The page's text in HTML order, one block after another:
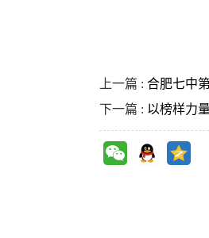
上一篇 : 合肥七中
下一篇 : 以榜样力